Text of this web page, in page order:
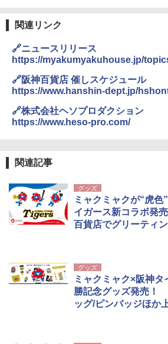
関連リンク
🔗ニュースリリース
https://myakumyakuhouse.jp/
🔗阪神百貨店 催しスケジュール
https://www.hanshin-dept.jp/
🔗株式会社ヘソプロダクション
https://www.heso-pro.com/
関連記事
グッズ
ミャクミャクが“虎
イガース新コラボ発
百貨店でグリーティ
グッズ
ミャクミャク×阪神
勝記念グッズ発売！
ッグ/ピンバッジほか